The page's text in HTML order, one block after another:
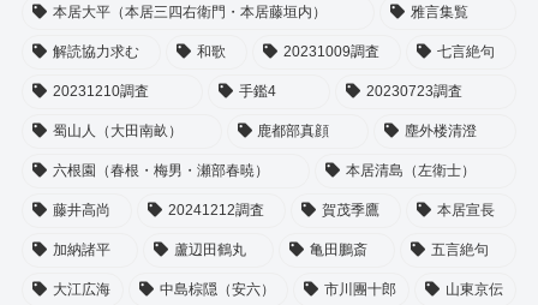
本居大平（本居三四右衛門・本居藤垣内） 雅言集覧
解読協力求む 和歌 20231009調査 七言絶句
20231210調査 手鑑4 20230723調査
蜀山人（大田南畝） 鹿都部真顔 塵外楼清澄
六根園（春根・梅男・瀬部春暁） 本居清島（左衛士）
藤井高尚 20241212調査 賀茂季鷹 本居宣長
加納諸平 蘆辺田鶴丸 亀田鵬斎 五言絶句
大江広海 中島棕隠（安六） 市川團十郎 山東京伝